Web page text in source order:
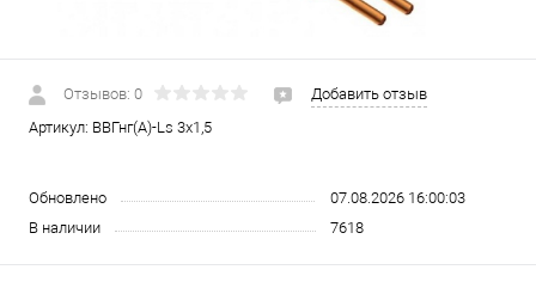
Отзывов: 0
Добавить отзыв
Артикул: ВВГнг(А)-Ls 3х1,5
Обновлено
07.08.2026 16:00:03
В наличии
7618